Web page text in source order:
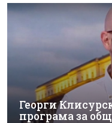
Георги
програма за